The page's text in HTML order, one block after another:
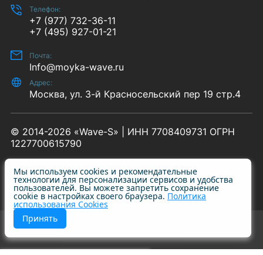
Телефон:
+7 (977) 732-36-11
+7 (495) 927-01-21
Почта:
Info@moyka-wave.ru
Адрес:
Москва, ул. 3-й Красносельский пер 19 стр.4
© 2014-2026 «Wave-S» | ИНН 7708409731 ОГРН
1227700615790
Автомойки самообслуживания
Пылесосы самообслуживания
Политика конфиденциальности
Мы используем cookies и рекомендательные
технологии для персонализации сервисов и удобства
пользователей. Вы можете запретить сохранение
cookie в настройках своего браузера. Политика
использования Cookies
Принять